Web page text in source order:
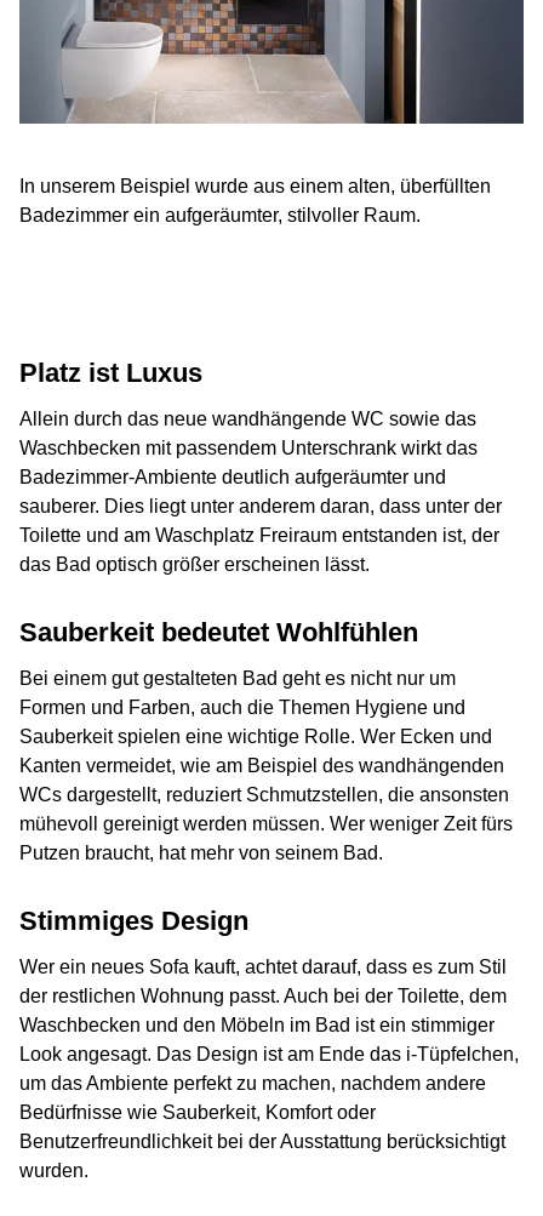
In unserem Beispiel wurde aus einem alten, überfüllten
Badezimmer ein aufgeräumter, stilvoller Raum.
Platz ist Luxus
Allein durch das neue wandhängende WC sowie das
Waschbecken mit passendem Unterschrank wirkt das
Badezimmer-Ambiente deutlich aufgeräumter und
sauberer. Dies liegt unter anderem daran, dass unter der
Toilette und am Waschplatz Freiraum entstanden ist, der
das Bad optisch größer erscheinen lässt.
Sauberkeit bedeutet Wohlfühlen
Bei einem gut gestalteten Bad geht es nicht nur um
Formen und Farben, auch die Themen Hygiene und
Sauberkeit spielen eine wichtige Rolle. Wer Ecken und
Kanten vermeidet, wie am Beispiel des wandhängenden
WCs dargestellt, reduziert Schmutzstellen, die ansonsten
mühevoll gereinigt werden müssen. Wer weniger Zeit fürs
Putzen braucht, hat mehr von seinem Bad.
Stimmiges Design
Wer ein neues Sofa kauft, achtet darauf, dass es zum Stil
der restlichen Wohnung passt. Auch bei der Toilette, dem
Waschbecken und den Möbeln im Bad ist ein stimmiger
Look angesagt. Das Design ist am Ende das i-Tüpfelchen,
um das Ambiente perfekt zu machen, nachdem andere
Bedürfnisse wie Sauberkeit, Komfort oder
Benutzerfreundlichkeit bei der Ausstattung berücksichtigt
wurden.